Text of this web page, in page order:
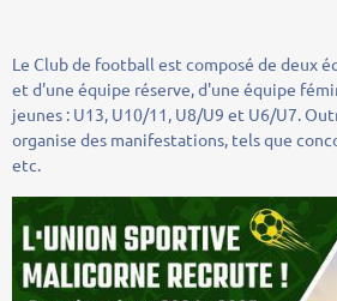
Le Club de football est composé de deux
et d'une équipe réserve, d'une équipe
jeunes : U13, U10/11, U8/U9 et U6/U7.
organise des manifestations, tels que
etc.